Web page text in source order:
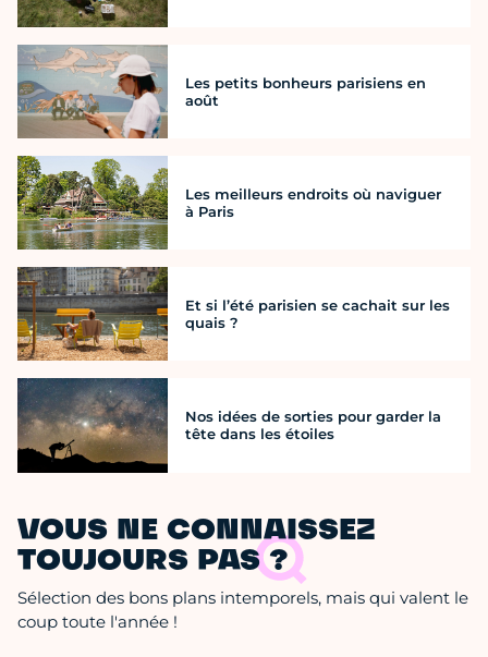
Les petits bonheurs parisiens en
août
Les meilleurs endroits où naviguer
à Paris
Et si l’été parisien se cachait sur les
quais ?
Nos idées de sorties pour garder la
tête dans les étoiles
VOUS NE CONNAISSEZ
TOUJOURS PAS ?
Sélection des bons plans intemporels, mais qui valent le
coup toute l'année !